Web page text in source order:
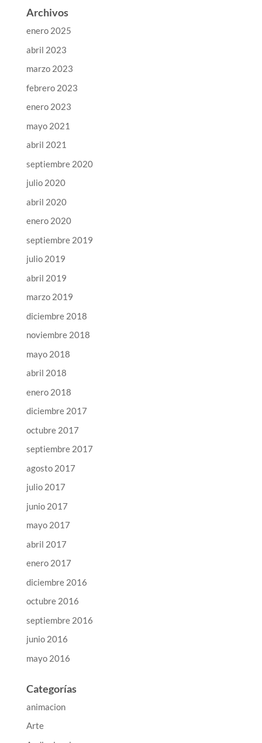
Archivos
enero 2025
abril 2023
marzo 2023
febrero 2023
enero 2023
mayo 2021
abril 2021
septiembre 2020
julio 2020
abril 2020
enero 2020
septiembre 2019
julio 2019
abril 2019
marzo 2019
diciembre 2018
noviembre 2018
mayo 2018
abril 2018
enero 2018
diciembre 2017
octubre 2017
septiembre 2017
agosto 2017
julio 2017
junio 2017
mayo 2017
abril 2017
enero 2017
diciembre 2016
octubre 2016
septiembre 2016
junio 2016
mayo 2016
Categorías
animacion
Arte